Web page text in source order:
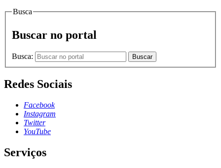
Busca
Buscar no portal
Busca: Buscar
Redes Sociais
Facebook
Instagram
Twitter
YouTube
Serviços